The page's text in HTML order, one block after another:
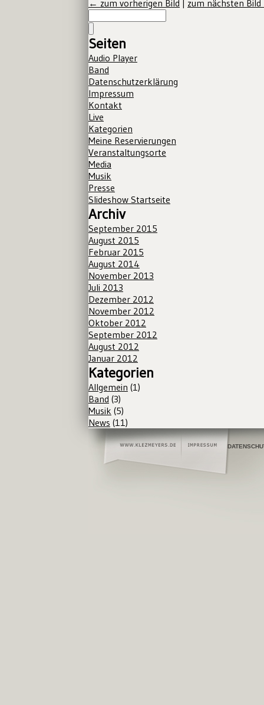
← zum vorherigen Bild
zum nächsten
Seiten
Audio Player
Band
Datenschutzerklärung
Impressum
Kontakt
Live
Kategorien
Meine Reservierungen
Veranstaltungsorte
Media
Musik
Presse
Slideshow Startseite
Archiv
September 2015
August 2015
Februar 2015
August 2014
November 2013
Juli 2013
Dezember 2012
November 2012
Oktober 2012
September 2012
August 2012
Januar 2012
Kategorien
Allgemein (1)
Band (3)
Musik (5)
News (11)